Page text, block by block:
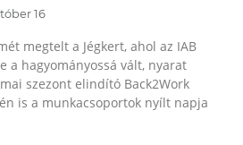
16
megtelt a Jégkert, ahol az IAB
a hagyományossá vált, nyarat
szezont elindító Back2Work
is a munkacsoportok nyílt napja